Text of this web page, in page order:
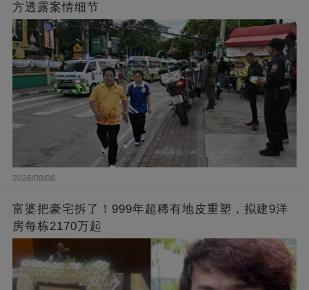
方透露案情细节
2026/08/08
富婆把豪宅拆了！999年超稀有地皮重塑，拟建9洋
房每栋2170万起